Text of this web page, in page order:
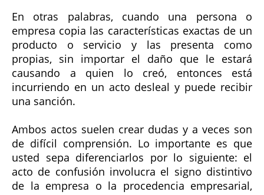
En otras palabras, cuando una persona o
empresa copia las características exactas de un
producto o servicio y las presenta como
propias, sin importar el daño que le estará
causando a quien lo creó, entonces está
incurriendo en un acto desleal y puede recibir
una sanción.
Ambos actos suelen crear dudas y a veces son
de difícil comprensión. Lo importante es que
usted sepa diferenciarlos por lo siguiente: el
acto de confusión involucra el signo distintivo
de la empresa o la procedencia empresarial,